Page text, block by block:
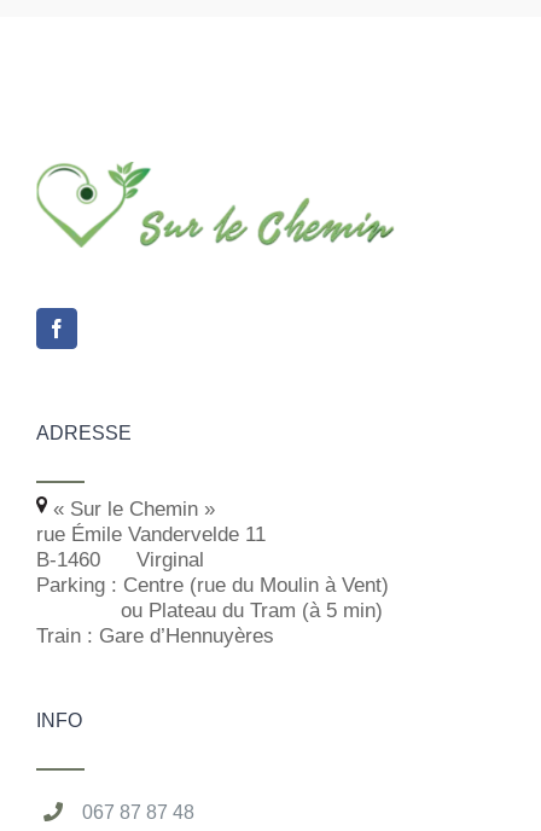
ADRESSE
« Sur le Chemin »
rue Émile Vandervelde 11
B-1460
Virginal
Parking : Centre (rue du Moulin à Vent)
ou Plateau du Tram (à 5 min)
Train : Gare d’Hennuyères
INFO
067 87 87 48